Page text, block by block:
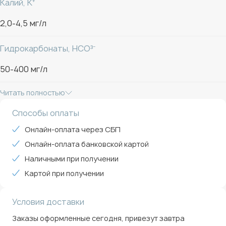
температуре не ниже 2°С и не выше 25°С в месте
Остались вопросы?
Мы выбрали самые частые вопросы, а ответы
разместили на сайте воды «Легенда жизни» Йод, Фтор,
Селен».
Обеззаражена УФ и озоном. Произведена с частичным
использованием обратного осмоса.
ТУ 11.07.11 - 010-57352011-2018
Калий, K⁺
2,0-4,5 мг/л
Гидрокарбонаты, HCO³⁻
50-400 мг/л
Читать полностью
Способы оплаты
Онлайн-оплата через СБП
Онлайн-оплата банковской картой
Наличными при получении
Картой при получении
Условия доставки
Заказы оформленные сегодня, привезут завтра